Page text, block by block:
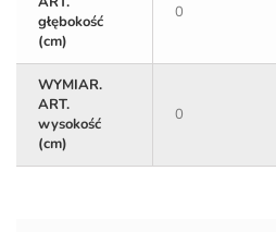
głębokość
(cm)
0
WYMIAR.
ART.
wysokość
(cm)
0